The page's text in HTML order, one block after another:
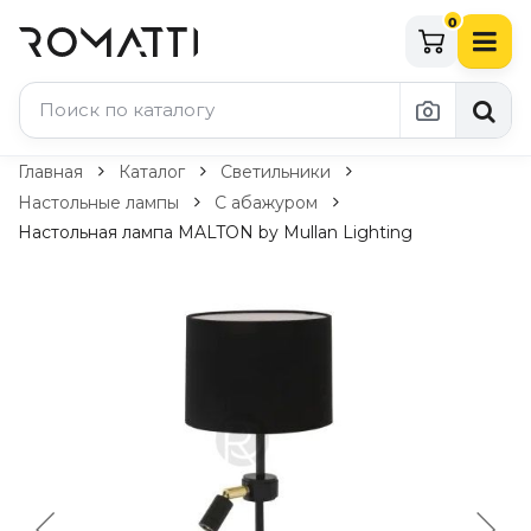
0
Каталог Romatti
Свет и освещение
Подвесные светильники
Потолочные светильники
Бра и настенные светильники
Комплектующие
Главная Каталог
Светильники
Настольные лампы
С абажуром
Настольная лампа MALTON by Mullan Lighting